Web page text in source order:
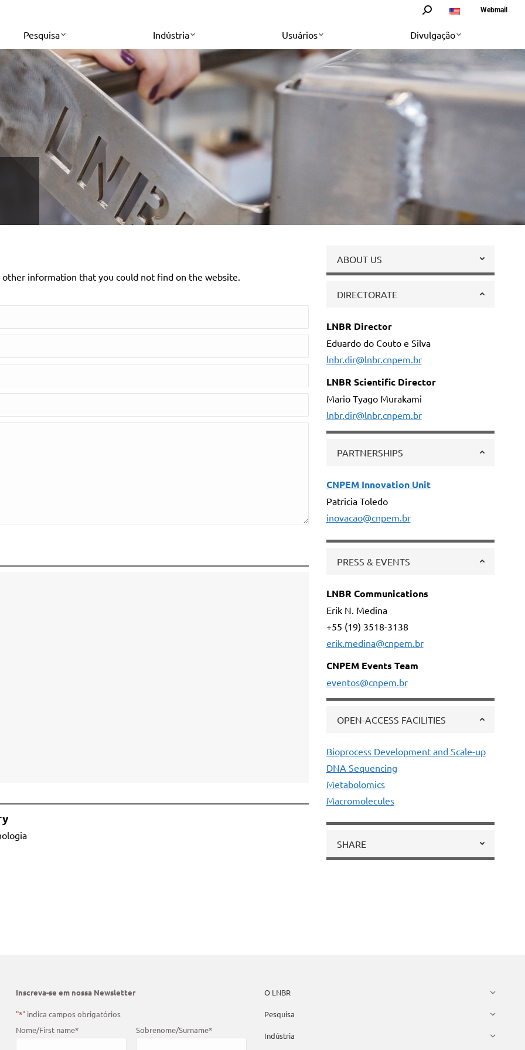
Search: Webmail
Pesquisa Indústria Usuários Divulgação
information that you could not find on the website.
ABOUT US
DIRECTORATE
LNBR Director
Eduardo do Couto e Silva
lnbr.dir@lnbr.cnpem.br
LNBR Scientific Director
Mario Tyago Murakami
lnbr.dir@lnbr.cnpem.br
PARTNERSHIPS
CNPEM Innovation Unit
Patricia Toledo
inovacao@cnpem.br
PRESS & EVENTS
LNBR Communications
Erik N. Medina
+55 (19) 3518-3138
erik.medina@cnpem.br
CNPEM Events Team
eventos@cnpem.br
OPEN-ACCESS FACILITIES
Bioprocess Development and Scale-up
DNA Sequencing
Metabolomics
Macromolecules
SHARE
Inscreva-se em nossa Newsletter
"*" indica campos obrigatórios
Nome/First name* Sobrenome/Surname*
O LNBR
Pesquisa
Indústria